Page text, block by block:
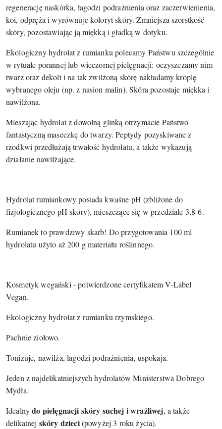
regenerację naskórka, łagodzi podrażnienia oraz zaczerwienienia,
koi, odpręża i wyrównuje koloryt skóry. Zmniejsza szorstkość
skóry, pozostawiając ją miękką i gładką w dotyku.
Ekologiczny hydrolat z rumianku polecamy Państwu szczególnie
w rytuale porannej lub wieczornej pielęgnacji: oczyszczamy nim
twarz oraz dekolt i na tak zwilżoną skórę nakładamy kroplę
wybranego oleju (np. z nasion malin). Skóra pozostaje miękka i
nawilżona.
Mieszając hydrolat z dowolną glinką otrzymacie Państwo
fantastyczną maseczkę do twarzy. Peptydy pozyskiwane z
rzodkwi przedłużają trwałość hydrolatu, a także wykazują
działanie nawilżające.
Hydrolat rumiankowy posiada kwaśne pH (zbliżone do
fizjologicznego pH skóry), mieszczące się w przedziale 3,8-6.
Rumianek to prawdziwy skarb! Do przygotowania 100 ml
hydrolatu użyto aż 200 g materiału roślinnego.
Kosmetyk wegański - potwierdzone certyfikatem V-Label
Vegan.
Ekologiczny hydrolat z rumianku rzymskiego.
Pachnie ziołowo.
Tonizuje, nawilża, łagodzi podrażnienia, uspokaja.
Jeden z najdelikatniejszych hydrolatów Ministerstwa Dobrego
Mydła.
Idealnydo pielęgnacji skóry suchej i wrażliwej, a także
delikatnej skóry dzieci(powyżej 3 roku życia).